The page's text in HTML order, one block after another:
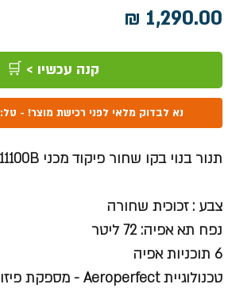
קנה עכשיו > 🛒
נא לבדוק מלאי לפני רכישת מוצר! - טל: 072-250-8882
תנור בנוי בקו שחור פיקוד מכני BBIE11100B
צבע : זכוכית שחורה
נפח תא אפיה: 72 ליטר
6 תוכניות אפיה
טכנולוגיית Aeroperfect - מספקת פיזור אוויר חם ואחיד